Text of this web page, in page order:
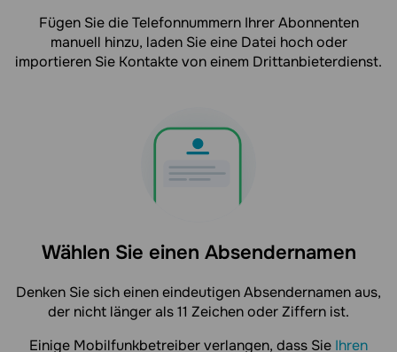
Fügen Sie die Telefonnummern Ihrer Abonnenten
manuell hinzu, laden Sie eine Datei hoch oder
importieren Sie Kontakte von einem Drittanbieterdienst.
Wählen Sie einen Absendernamen
Denken Sie sich einen eindeutigen Absendernamen aus,
der nicht länger als 11 Zeichen oder Ziffern ist.
Einige Mobilfunkbetreiber verlangen, dass Sie Ihren